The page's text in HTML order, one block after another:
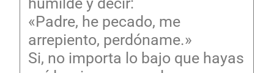
«Padre, he pecado, me
arrepiento, perdóname.»
Si, no importa lo bajo que hayas